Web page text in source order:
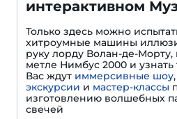
интерактивном
Только здесь можно
хитроумные машины
руку лорду Волан-де-Морту,
метле Нимбус 2000 и
Вас ждут иммерсивные шоу,
экскурсии и мастер-классы
изготовлению волшебных
свечей